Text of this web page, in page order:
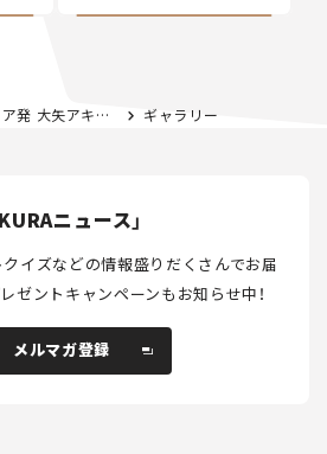
ンディアーモ！』第25回 “イタリア版JAF”は意外な特典がザクザク!? ギャラリー
ニュース」
イズなどの情報盛りだくさんでお届
ゼントキャンペーンもお知らせ中！
メルマガ登録